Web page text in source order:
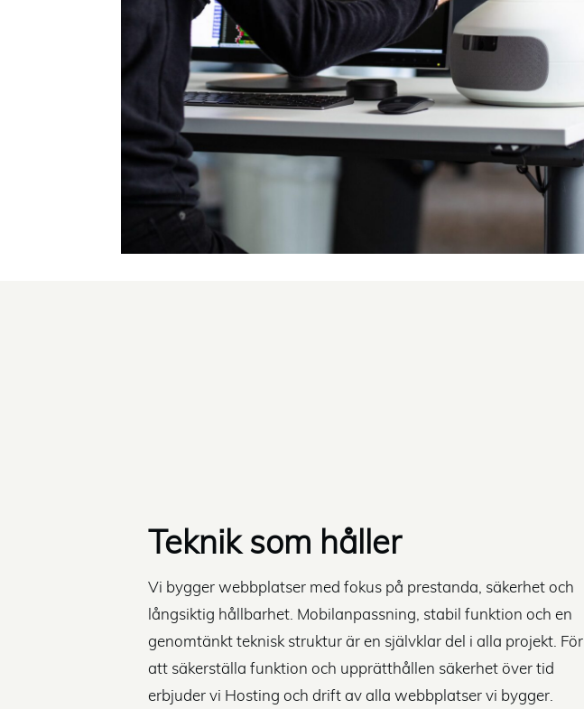
Teknik som håller
Vi bygger webbplatser med fokus på prestanda, säkerhet och
långsiktig hållbarhet. Mobilanpassning, stabil funktion och en
genomtänkt teknisk struktur är en självklar del i alla projekt. För
att säkerställa funktion och upprätthållen säkerhet över tid
erbjuder vi Hosting och drift av alla webbplatser vi bygger.